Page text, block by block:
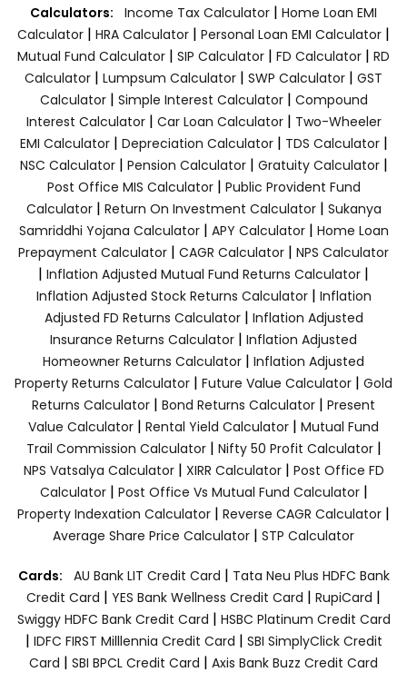
Calculators: Income Tax Calculator | Home Loan EMI
Calculator | HRA Calculator | Personal Loan EMI Calculator |
Mutual Fund Calculator | SIP Calculator | FD Calculator | RD
Calculator | Lumpsum Calculator | SWP Calculator | GST
Calculator| Simple Interest Calculator| Compound
Interest Calculator| Car Loan Calculator| Two-Wheeler
EMI Calculator| Depreciation Calculator| TDS Calculator|
NSC Calculator| Pension Calculator| Gratuity Calculator|
Post Office MIS Calculator| Public Provident Fund
Calculator| Return On Investment Calculator| Sukanya
Samriddhi Yojana Calculator| APY Calculator| Home Loan
Prepayment Calculator | CAGR Calculator | NPS Calculator
| Inflation Adjusted Mutual Fund Returns Calculator |
Inflation Adjusted Stock Returns Calculator| Inflation
Adjusted FD Returns Calculator| Inflation Adjusted
Insurance Returns Calculator | Inflation Adjusted
Homeowner Returns Calculator | Inflation Adjusted
Property Returns Calculator | Future Value Calculator | Gold
Returns Calculator | Bond Returns Calculator | Present
Value Calculator | Rental Yield Calculator | Mutual Fund
Trail Commission Calculator| Nifty 50 Profit Calculator|
NPS Vatsalya Calculator| XIRR Calculator| Post Office FD
Calculator| Post Office Vs Mutual Fund Calculator|
Property Indexation Calculator | Reverse CAGR Calculator |
Average Share Price Calculator | STP Calculator
Cards: AU Bank LIT Credit Card | Tata Neu Plus HDFC Bank
Credit Card | YES Bank Wellness Credit Card | RupiCard |
Swiggy HDFC Bank Credit Card | HSBC Platinum Credit Card
| IDFC FIRST Milllennia Credit Card | SBI SimplyClick Credit
Card | SBI BPCL Credit Card | Axis Bank Buzz Credit Card